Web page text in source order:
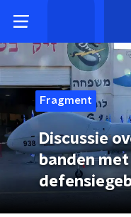
Fragment
Discussie
banden